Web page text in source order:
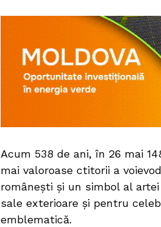
Acum 538 de ani, în 26 mai
mai valoroase ctitorii a
românești și un simbol al
sale exterioare și pentru
emblematică.